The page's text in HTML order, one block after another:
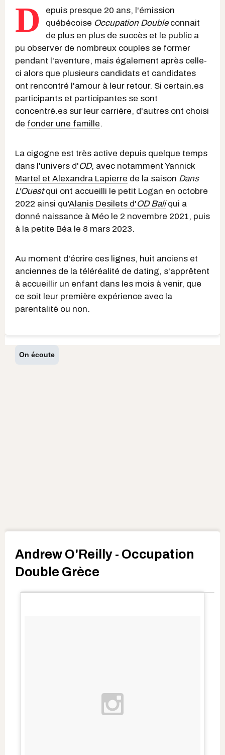
D
epuis presque 20 ans, l'émission
québécoise Occupation Doubleconnait
de plus en plus de succès et le public a
pu observer de nombreux couples se former
pendant l'aventure, mais également après celle-
ci alors que plusieurs candidats et candidates
ont rencontré l'amour à leur retour. Si certain.es
participants et participantes se sont
concentré.es sur leur carrière, d'autres ont choisi
de fonder une famille.
La cigogne est très active depuis quelque temps
dans l'univers d'OD, avec notamment Yannick
Martel et Alexandra Lapierre de la saison Dans
L'Ouestqui ont accueilli le petit Logan en octobre
2022 ainsi qu'Alanis Desilets d'OD Baliqui a
donné naissance à Méo le 2 novembre 2021, puis
à la petite Béa le 8 mars 2023.
Au moment d'écrire ces lignes, huit anciens et
anciennes de la téléréalité de dating, s'apprêtent
à accueillir un enfant dans les mois à venir, que
ce soit leur première expérience avec la
parentalité ou non.
On écoute
Andrew O'Reilly - Occupation
Double Grèce